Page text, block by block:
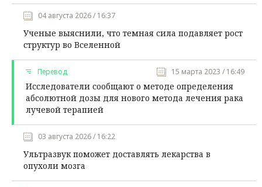
04 августа 2026 / 16:37
Ученые выяснили, что темная сила подавляет рост
структур во Вселенной
Перевод 15 марта 2023 / 16:49
Исследователи сообщают о методе определения
абсолютной дозы для нового метода лечения рака
лучевой терапией
03 августа 2026 / 16:22
Ультразвук поможет доставлять лекарства в
опухоли мозга